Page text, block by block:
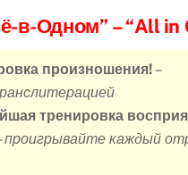
в-Одном”– “All in
произношения! –
тренировка
проигрывайте каждый